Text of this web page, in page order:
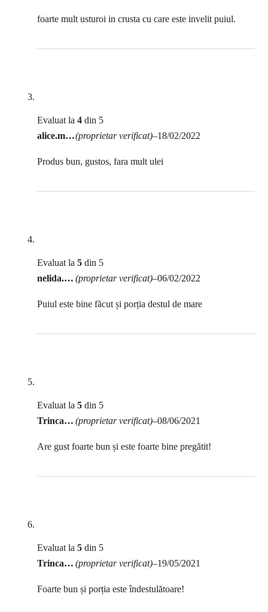
foarte mult usturoi in crusta cu care este invelit puiul.
Evaluat la4 din 5
alice.mateescu19(proprietar verificat)–18/02/2022
Produs bun, gustos, fara mult ulei
Evaluat la5 din 5
nelida.baragan (proprietar verificat)–06/02/2022
Puiul este bine făcut și porția destul de mare
Evaluat la5 din 5
Trincan Madalina (proprietar verificat)–08/06/2021
Are gust foarte bun și este foarte bine pregătit!
Evaluat la5 din 5
Trincan Madalina (proprietar verificat)–19/05/2021
Foarte bun și porția este îndestulătoare!